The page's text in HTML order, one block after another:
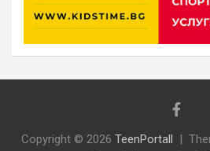
Copyright © 2026 TeenPortall